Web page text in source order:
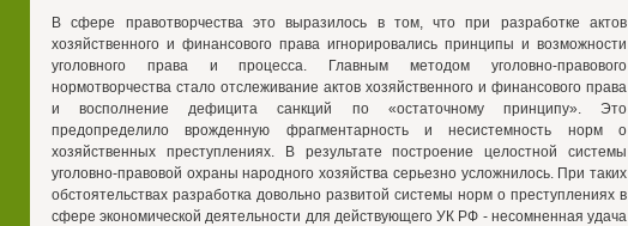
В сфере правотворчества это выразилось в том, что при разработке актов
хозяйственного и финансового права игнорировались принципы и возможности
уголовного права и процесса. Главным методом уголовно-правового
нормотворчества стало отслеживание актов хозяйственного и финансового права
и восполнение дефицита санкций по «остаточному принципу». Это
предопределило врожденную фрагментарность и несистемность норм о
хозяйственных преступлениях. В результате построение целостной системы
уголовно-правовой охраны народного хозяйства серьезно усложнилось. При таких
обстоятельствах разработка довольно развитой системы норм о преступлениях в
сфере экономической деятельности для действующего УК РФ - несомненная удача